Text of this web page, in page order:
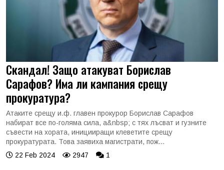
Скандал! Защо атакуват Борислав
Сарафов? Има ли кампания срещу
прокуратура?
Атаките срещу и.ф. главен прокурор Борислав Сарафов
набират все по-голяма сила, а&nbsp; с тях лъсват и гузните
съвести на хората, иницииращи клеветите срещу
прокуратурата. Това заявиха магистрати, пож...
22 Feb 2024
2947 1